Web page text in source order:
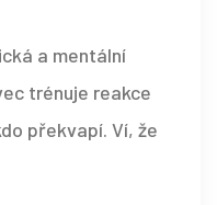
a mentální
trénuje reakce
překvapí. Ví, že